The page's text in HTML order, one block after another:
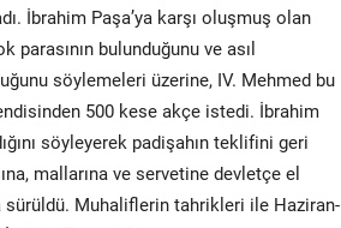
İbrahim Paşa’ya karşı oluşmuş olan
bulunduğunu ve asıl
söylemeleri üzerine, IV. Mehmed bu
500 kese akçe istedi. İbrahim
söyleyerek padişahın teklifini geri
mallarına ve servetine devletçe el
sürüldü. Muhaliflerin tahrikleri ile Haziran-